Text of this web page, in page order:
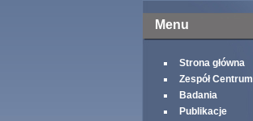
Menu
Strona główna
Zespół Centrum
Badania
Publikacje